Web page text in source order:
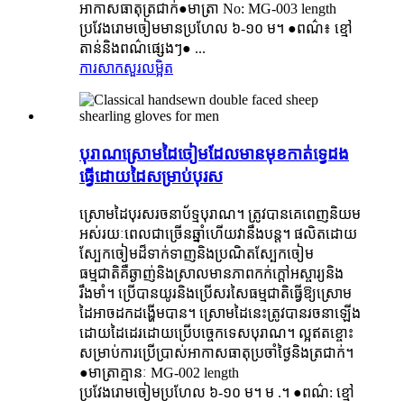
អាកាសធាតុត្រជាក់●មាត្រា No: MG-003 length
ប្រវែងរោមចៀមមានប្រហែល ៦-១០ ម។ ●ពណ៌៖ ខ្មៅ
តាន់និងពណ៌ផ្សេងៗ● ...
ការសាកសួរលម្អិត
បុរាណស្រោមដៃចៀមដែលមានមុខកាត់ទ្វេដង
ធ្វើដោយដៃសម្រាប់បុរស
ស្រោមដៃបុរសរចនាប័ទ្មបុរាណ។ ត្រូវបានគេពេញនិយម
អស់រយៈពេលជាច្រើនឆ្នាំហើយវានឹងបន្ត។ ផលិតដោយ
ស្បែកចៀមដ៏ទាក់ទាញនិងប្រណិតស្បែកចៀម
ធម្មជាតិគឺឆ្ងាញ់និងស្រាលមានភាពកក់ក្តៅអស្ចារ្យនិង
រឹងមាំ។ ប្រើបានយូរនិងប្រើសរសៃធម្មជាតិធ្វើឱ្យស្រោម
ដៃអាចដកដង្ហើមបាន។ ស្រោមដៃនេះត្រូវបានរចនាឡើង
ដោយដៃដេរដោយប្រើបច្ចេកទេសបុរាណ។ ល្អឥតខ្ចោះ
សម្រាប់ការប្រើប្រាស់អាកាសធាតុប្រចាំថ្ងៃនិងត្រជាក់។
●មាត្រាគ្មានៈ MG-002 length
ប្រវែងរោមចៀមប្រហែល ៦-១០ ម។ ម .។ ●ពណ៌: ខ្មៅ